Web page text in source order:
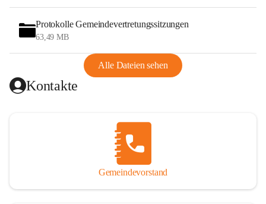
Protokolle Gemeindevertretungssitzungen
63,49 MB
Alle Dateien sehen
Kontakte
Gemeindevorstand